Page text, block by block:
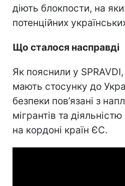
діють блокпости, на
потенційних
Що сталося насправді
Як пояснили у
мають стосунку до
безпеки пов’язані з
мігрантів та
на кордоні країн ЄС.